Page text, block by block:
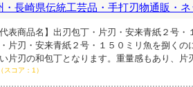
・長崎県伝統工芸品・手打刃物通販・ネ
代表商品名】出刃包丁・片刃・安来青紙２号
片刃・安来青紙２号・１５０ミリ魚を捌く
片刃の和包丁となります。重量感もあり、片
（スコア：1）